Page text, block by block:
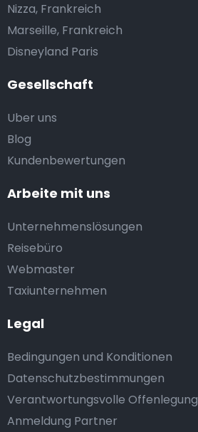
Gesellschaft
Uber uns
Blog
Kundenbewertungen
Arbeite mit uns
Unternehmenslösungen
Reisebüro
Webmaster
Taxiunternehmen
Legal
Bedingungen und Konditionen
Datenschutzbestimmungen
Verantwortungsvolle Offenlegung
Anmeldung Partner
Nizza, Frankreich
Marseille, Frankreich
Disneyland Paris